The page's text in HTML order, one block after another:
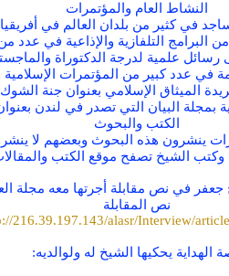
النشاط العام والمؤتمرات
كثير من بلدان العالم في أفريقيا
البرامج التلفازية والإذاعية في عدد
علمية لدرجة الدكتوراة
عدد كبير من المؤتمرات الإسلامية
الإسلامي بعنوان جنة الشوك
بمجلة البيان التي تصدر في لندن
الكتب والبحوث
هذه البحوث وبعضهم لا
الشيخ تصفح موقع الكتب
نص مقابلة أجرتها معه مجلة العصر
نص المقابلة
216.39.197.143/alasr/Interview/
الهداية يحكيها الشيخ له ولوالديه: